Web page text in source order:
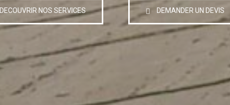
DECOUVRIR NOS SERVICES DEMANDER UN DEVIS